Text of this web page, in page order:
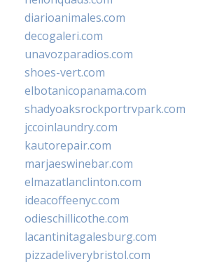
diarioanimales.com
decogaleri.com
unavozparadios.com
shoes-vert.com
elbotanicopanama.com
shadyoaksrockportrvpark.com
jccoinlaundry.com
kautorepair.com
marjaeswinebar.com
elmazatlanclinton.com
ideacoffeenyc.com
odieschillicothe.com
lacantinitagalesburg.com
pizzadeliverybristol.com